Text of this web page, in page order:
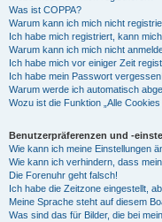
Was ist COPPA?
Warum kann ich mich nicht
Ich habe mich registriert, kann
Warum kann ich mich nicht
Ich habe mich vor einiger Zeit
Ich habe mein Passwort vergessen!
Warum werde ich automatisch
Wozu ist die Funktion „Alle
Benutzerpräferenzen und -
Wie kann ich meine Einstellungen
Wie kann ich verhindern, dass
Die Forenuhr geht falsch!
Ich habe die Zeitzone eingestellt,
Meine Sprache steht auf diesem
Was sind das für Bilder, die bei